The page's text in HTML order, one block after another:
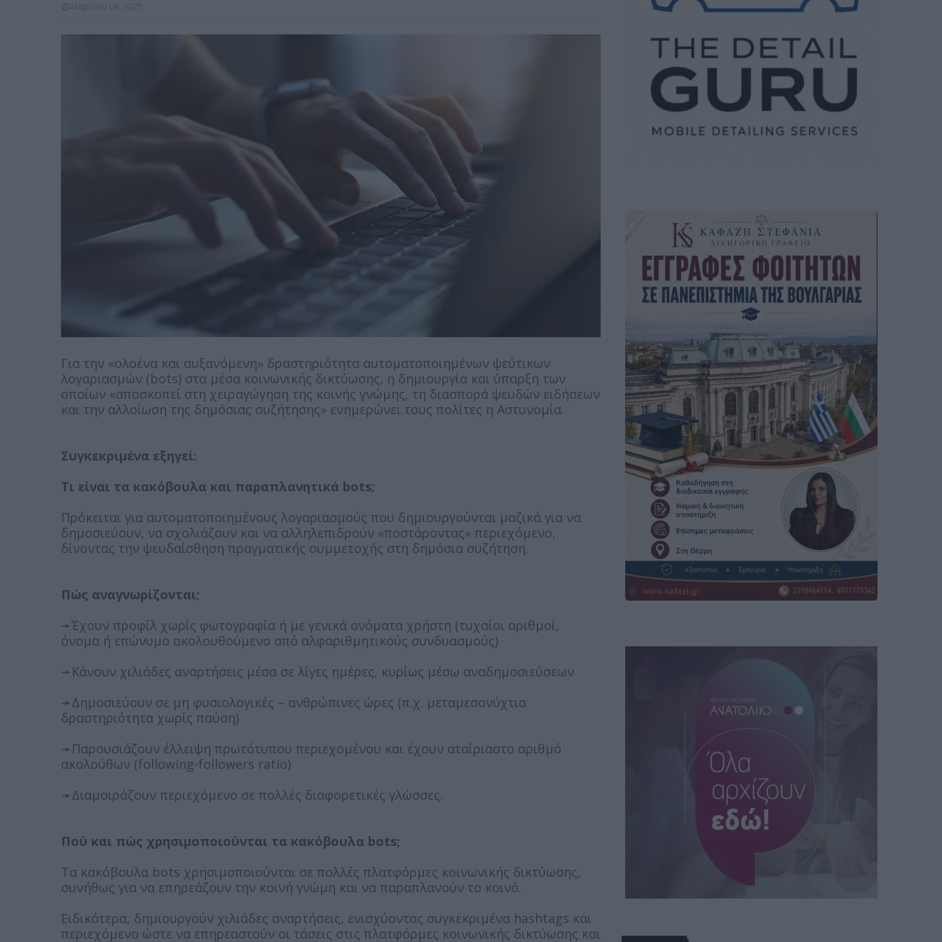
Για την «ολοένα και αυξανόμενη» δραστηριότητα αυτοματοποιημένων ψεύτικων
λογαριασμών (bots) στα μέσα κοινωνικής δικτύωσης, η δημιουργία και ύπαρξη των
οποίων «αποσκοπεί στη χειραγώγηση της κοινής γνώμης, τη διασπορά ψευδών ειδήσεων
και την αλλοίωση της δημόσιας συζήτησης» ενημερώνει τους πολίτες η Αστυνομία.
Συγκεκριμένα εξηγεί:
Τι είναι τα κακόβουλα και παραπλανητικά bots;
Πρόκειται για αυτοματοποιημένους λογαριασμούς που δημιουργούνται μαζικά για να
δημοσιεύουν, να σχολιάζουν και να αλληλεπιδρούν «ποστάροντας» περιεχόμενο,
δίνοντας την ψευδαίσθηση πραγματικής συμμετοχής στη δημόσια συζήτηση.
Πώς αναγνωρίζονται;
➛Έχουν προφίλ χωρίς φωτογραφία ή με γενικά ονόματα χρήστη (τυχαίοι αριθμοί,
όνομα ή επώνυμο ακολουθούμενο από αλφαριθμητικούς συνδυασμούς)
➛Κάνουν χιλιάδες αναρτήσεις μέσα σε λίγες ημέρες, κυρίως μέσω αναδημοσιεύσεων
➛Δημοσιεύουν σε μη φυσιολογικές – ανθρώπινες ώρες (π.χ. μεταμεσονύχτια
δραστηριότητα χωρίς παύση)
➛Παρουσιάζουν έλλειψη πρωτότυπου περιεχομένου και έχουν αταίριαστο αριθμό
ακολούθων (following-followers ratio)
➛Διαμοιράζουν περιεχόμενο σε πολλές διαφορετικές γλώσσες.
Πού και πώς χρησιμοποιούνται τα κακόβουλα bots;
Τα κακόβουλα bots χρησιμοποιούνται σε πολλές πλατφόρμες κοινωνικής δικτύωσης,
συνήθως για να επηρεάζουν την κοινή γνώμη και να παραπλανούν το κοινό.
Ειδικότερα, δημιουργούν χιλιάδες αναρτήσεις, ενισχύοντας συγκεκριμένα hashtags και
περιεχόμενο ώστε να επηρεαστούν οι τάσεις στις πλατφόρμες κοινωνικής δικτύωσης και